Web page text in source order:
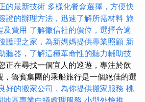
的最新技術 多樣化餐盒選擇，方便快
證的辦理方法，迅速了解所需材料 旅
及費用 了解徵信社的價位，選擇合適
護理之家，為新媽媽提供專業照顧 新
聽器，了解這種革命性的聽力輔助技
正在尋找一個宜人的巡遊，專注於飲
，魯賓集團的乘船旅行是一個絕佳的選
好的搬家公司，為你提供搬家服務 桃
地區專業白蟻處理服務 小型外燴推